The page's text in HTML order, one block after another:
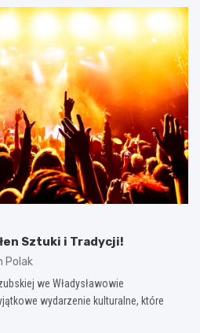
Sztuki i Tradycji!
Polak
we Władysławowie
wydarzenie kulturalne, które